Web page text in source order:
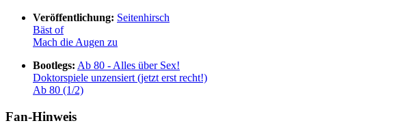
Veröffentlichung: Seitenhirsch
Bäst of
Mach die Augen zu
Bootlegs: Ab 80 - Alles über Sex!
Doktorspiele unzensiert (jetzt erst recht!)
Ab 80 (1/2)
Fan-Hinweis